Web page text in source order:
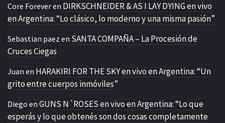
Core Foreveren DIRKSCHNEIDER & AS I LAY DYING en vivo
en Argentina: “Lo clásico, lo moderno y una misma pasión”
Sebastian paez en SANTA COMPAÑA – La Procesión de
Cruces Ciegas
Juan en HARAKIRI FOR THE SKY en vivo en Argentina: “Un
grito entre cuerpos inmóviles”
Diego en GUNS N´ROSES en vivo en Argentina: “Lo que
esperás y lo que obtenés son dos cosas completamente